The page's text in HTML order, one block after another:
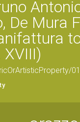
De Mura